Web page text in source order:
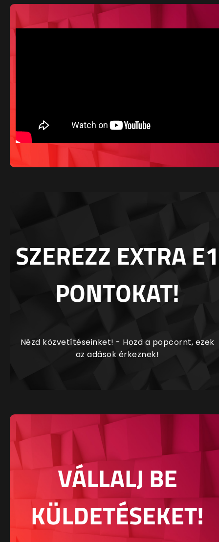
SZEREZZ EXTRA E1
PONTOKAT!
Nézd közvetítéseinket! - Hozd a popcornt, ezek
az adások érkeznek!
VÁLLALJ BE
KÜLDETÉSEKET!